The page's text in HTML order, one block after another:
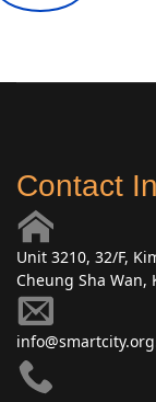
Contact
Unit 3210, 32/F,
Cheung Sha Wan,